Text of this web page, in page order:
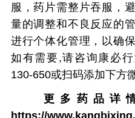
服，药片需整片吞服，
量的调整和不良反应的
进行个体化管理，以确
如有需要,请咨询康必
130-650或扫码添加下方
更多药品详
https://